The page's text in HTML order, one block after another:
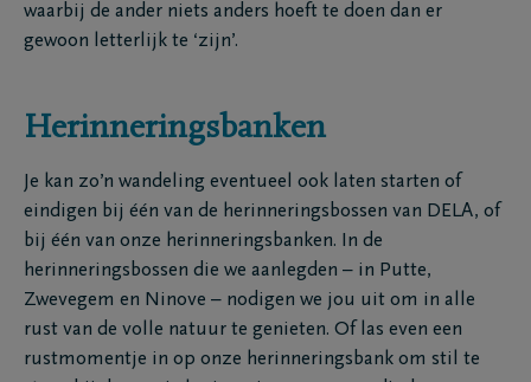
waarbij de ander niets anders hoeft te doen dan er
gewoon letterlijk te ‘zijn’.
Herinneringsbanken
Je kan zo’n wandeling eventueel ook laten starten of
eindigen bij één van de herinneringsbossen van DELA, of
bij één van onze herinneringsbanken. In de
herinneringsbossen die we aanlegden – in Putte,
Zwevegem en Ninove – nodigen we jou uit om in alle
rust van de volle natuur te genieten. Of las even een
rustmomentje in op onze herinneringsbank om stil te